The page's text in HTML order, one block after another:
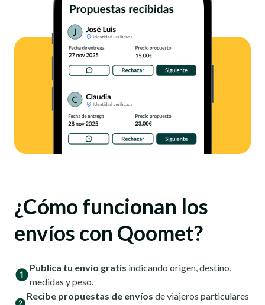
¿Cómo funcionan los
envíos con Qoomet?
Publica tu envío gratis indicando origen, destino,
medidas y peso.
Recibe propuestas de envíos de viajeros particulares